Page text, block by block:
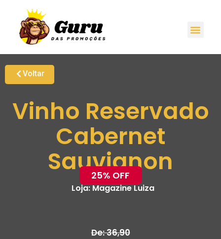
Voltar
Vinho Reservado
Cabernet
Sauvignon
25% OFF
Loja:Magazine Luiza
De: 36,90